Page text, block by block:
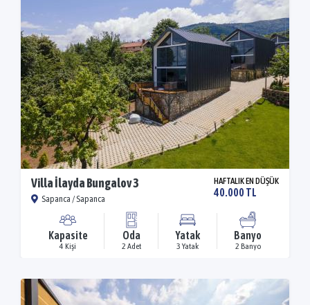
Villa İlayda Bungalov 3
Sapanca / Sapanca
HAFTALIK EN DÜŞÜK
40.000 TL
Kapasite
4 Kişi
Oda
2 Adet
Yatak
3 Yatak
Banyo
2 Banyo